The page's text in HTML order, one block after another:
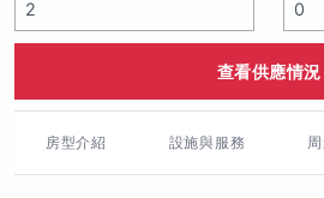
查看供應情況
房型介紹 設施與服務